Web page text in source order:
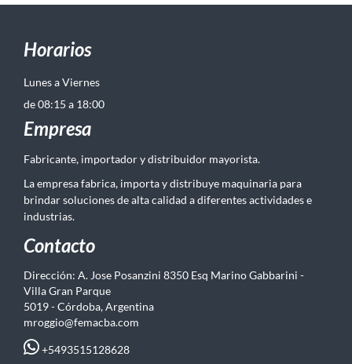
Horarios
Lunes a Viernes
de 08:15 a 18:00
Empresa
Fabricante, importador y distribuidor mayorista.
La empresa fabrica, importa y distribuye maquinaria para
brindar soluciones de alta calidad a diferentes actividades e
industrias.
Contacto
Dirección: A. Jose Posanzini 8350 Esq Marino Gabbarini -
Villa Gran Parque
5019 - Córdoba, Argentina
mroggio@femacba.com
+5493515128628